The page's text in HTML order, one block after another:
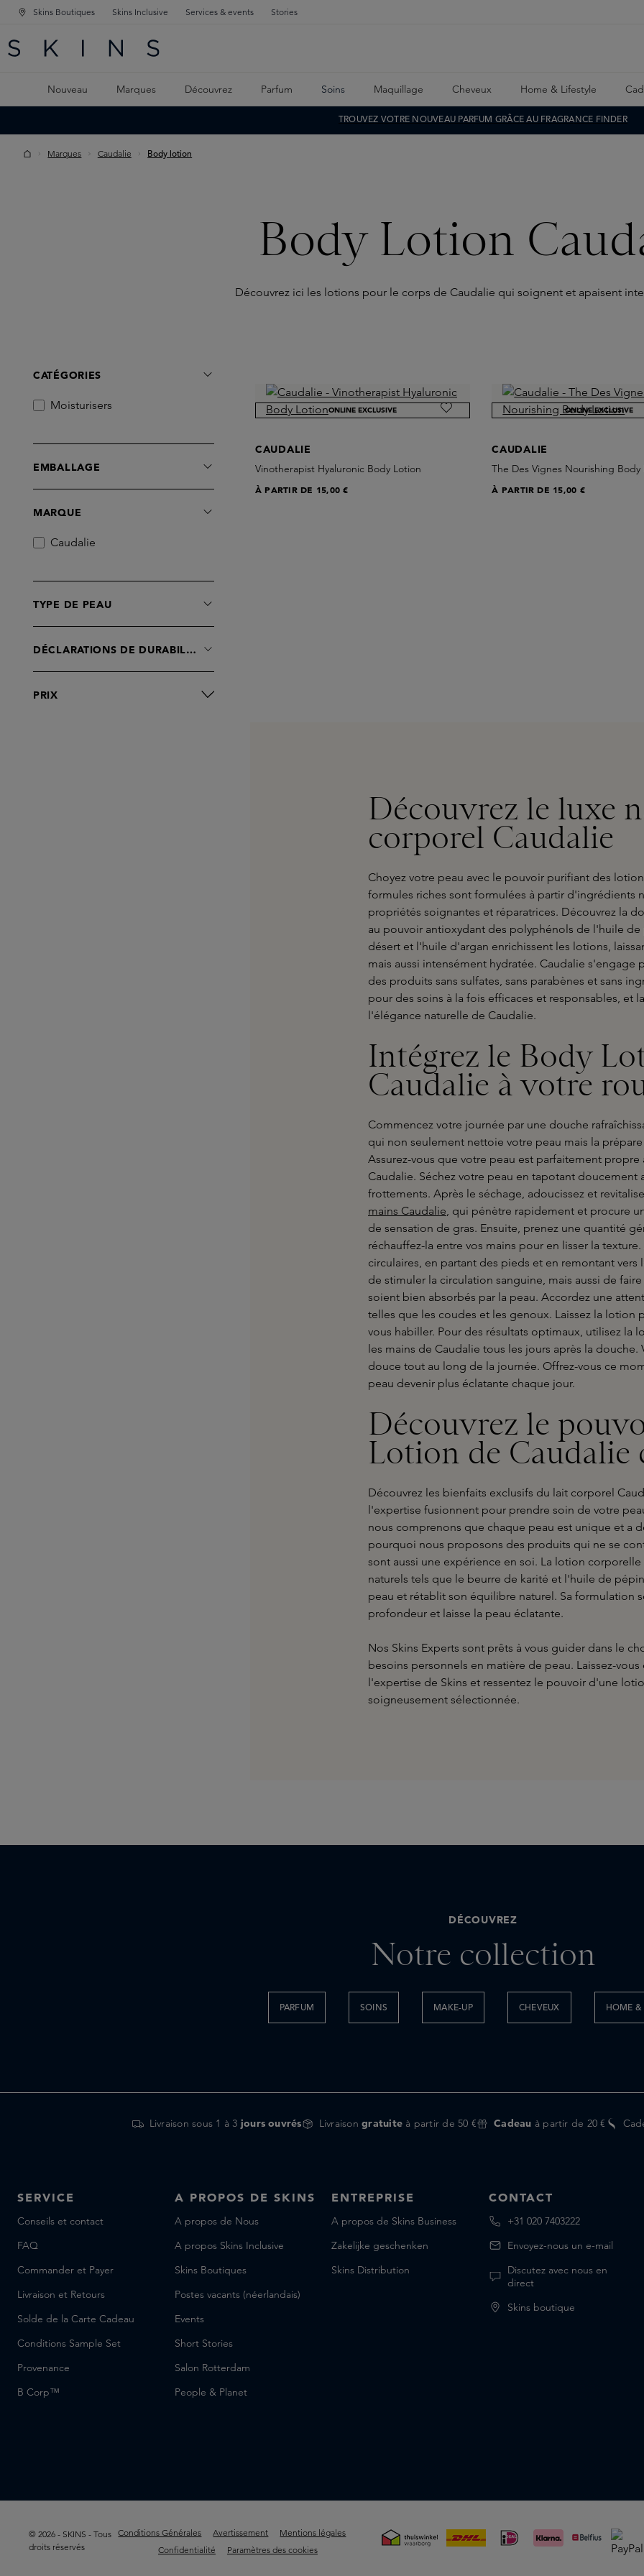
PRINCIPALE
CONTENU PRINCIPAL
Skins Boutiques Skins Inclusive Services & events Stories
Nouveau Marques Découvrez Parfum Soins Maquillage Cheveux Home & Lifestyle
TROUVEZ VOTRE NOUVEAU PARFUM GRÂCE AU FRAGRANCE FINDER
Marques Caudalie Body lotion
Body Lotion
Découvrez ici les lotions pour le corps de Caudalie qui soignent et apaisent
CATÉGORIES
Moisturisers
EMBALLAGE
MARQUE
Caudalie
TYPE DE PEAU
DÉCLARATIONS DE DURABILITÉ
PRIX
ONLINE EXCLUSIVE
CAUDALIE
Vinotherapist Hyaluronic Body Lotion
À PARTIR DE 15,00 €
ONLINE EXCLUSIVE
CAUDALIE
The Des Vignes Nourishing Body
À PARTIR DE 15,00 €
Découvrez le luxe
corporel Caudalie
Choyez votre peau avec le pouvoir purifiant des
formules riches sont formulées à partir d'ingrédients
propriétés soignantes et réparatrices. Découvrez la
au pouvoir antioxydant des polyphénols de l'huile de
désert et l'huile d'argan enrichissent les lotions,
mais aussi intensément hydratée. Caudalie s'engage
des produits sans sulfates, sans parabènes et sans
pour des soins à la fois efficaces et responsables, et
l'élégance naturelle de Caudalie.
Intégrez le Body
Caudalie à votre
Commencez votre journée par une douche
qui non seulement nettoie votre peau mais la prépare
Assurez-vous que votre peau est parfaitement propre
Caudalie. Séchez votre peau en tapotant doucement
frottements. Après le séchage, adoucissez et
mains Caudalie, qui pénètre rapidement et procure
de sensation de gras. Ensuite, prenez une quantité
réchauffez-la entre vos mains pour en lisser la
circulaires, en partant des pieds et en remontant vers
de stimuler la circulation sanguine, mais aussi de
soient bien absorbés par la peau. Accordez une
telles que les coudes et les genoux. Laissez la lotion
vous habiller. Pour des résultats optimaux, utilisez la
les mains de Caudalie tous les jours après la douche.
douce tout au long de la journée. Offrez-vous ce
peau devenir plus éclatante chaque jour.
Découvrez le
Lotion de Caudalie
Découvrez les bienfaits exclusifs du lait corporel
l'expertise fusionnent pour prendre soin de votre
nous comprenons que chaque peau est unique et a
pourquoi nous proposons des produits qui ne se
sont aussi une expérience en soi. La lotion corporelle
naturels tels que le beurre de karité et l'huile de
peau et rétablit son équilibre naturel. Sa formulation
profondeur et laisse la peau éclatante.
Nos Skins Experts sont prêts à vous guider dans le
besoins personnels en matière de peau. Laissez-vous
l'expertise de Skins et ressentez le pouvoir d'une
soigneusement sélectionnée.
DÉCOUVREZ
Notre collection
PARFUM SOINS MAKE-UP CHEVEUX HOME &
Livraison sous 1 à 3 jours ouvrés Livraisongratuite à partir de 50 € Cadeau à partir de 20 €
SERVICE
Conseils et contact
FAQ
Commander et Payer
Livraison et Retours
Solde de la Carte Cadeau
Conditions Sample Set
Provenance
B Corp™
A PROPOS DE SKINS
A propos de Nous
A propos Skins Inclusive
Skins Boutiques
Postes vacants (néerlandais)
Events
Short Stories
Salon Rotterdam
People & Planet
ENTREPRISE
A propos de Skins Business
Zakelijke geschenken
Skins Distribution
CONTACT
+31 020 7403222
Envoyez-nous un e-mail
Discutez avec nous en
direct
Skins boutique
© 2026 - SKINS - Tous
droits réservés
Conditions Générales Avertissement
Mentions légales
Confidentialité
Paramètres des cookies